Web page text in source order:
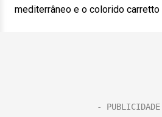
mediterrâneo e o colorido carretto